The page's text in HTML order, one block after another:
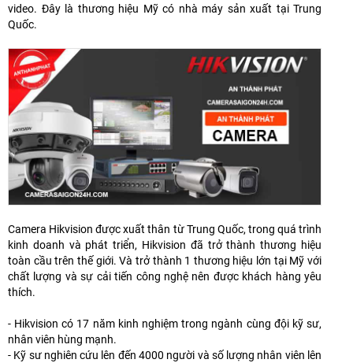
video. Đây là thương hiệu Mỹ có nhà máy sản xuất tại Trung
Quốc.
Camera Hikvision được xuất thân từ Trung Quốc, trong quá trình
kinh doanh và phát triển, Hikvision đã trở thành thương hiệu
toàn cầu trên thế giới. Và trở thành 1 thương hiệu lớn tại Mỹ với
chất lượng và sự cải tiến công nghệ nên được khách hàng yêu
thích.
- Hikvision có 17 năm kinh nghiệm trong ngành cùng đội kỹ sư,
nhân viên hùng mạnh.
- Kỹ sư nghiên cứu lên đến 4000 người và số lượng nhân viên lên